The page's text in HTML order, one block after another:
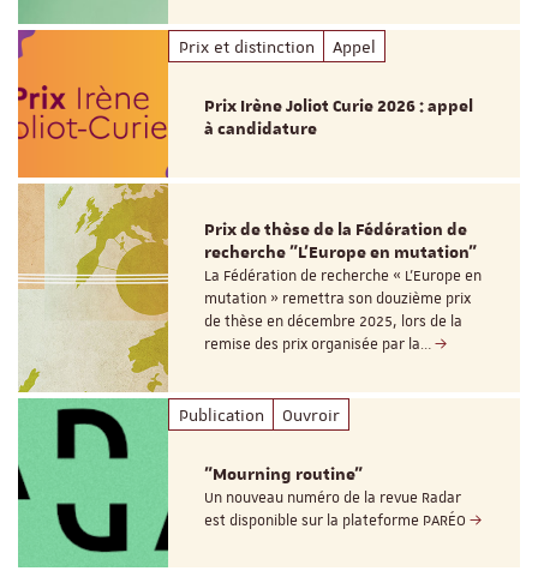
Prix et distinction Appel
Prix Irène Joliot Curie 2026 : appel
à candidature
Prix de thèse de la Fédération de
recherche "L’Europe en mutation"
La Fédération de recherche « L’Europe en
mutation » remettra son douzième prix
de thèse en décembre 2025, lors de la
remise des prix organisée par la…
Publication Ouvroir
"Mourning routine"
Un nouveau numéro de la revue Radar
est disponible sur la plateforme PARÉO